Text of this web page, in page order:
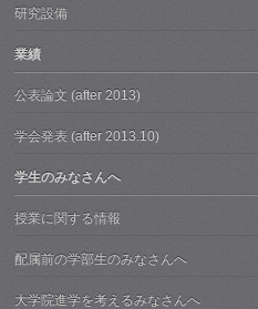
研究設備
業績
公表論文 (after 2013)
学会発表 (after 2013.10)
学生のみなさんへ
授業に関する情報
配属前の学部生のみなさんへ
大学院進学を考えるみなさんへ